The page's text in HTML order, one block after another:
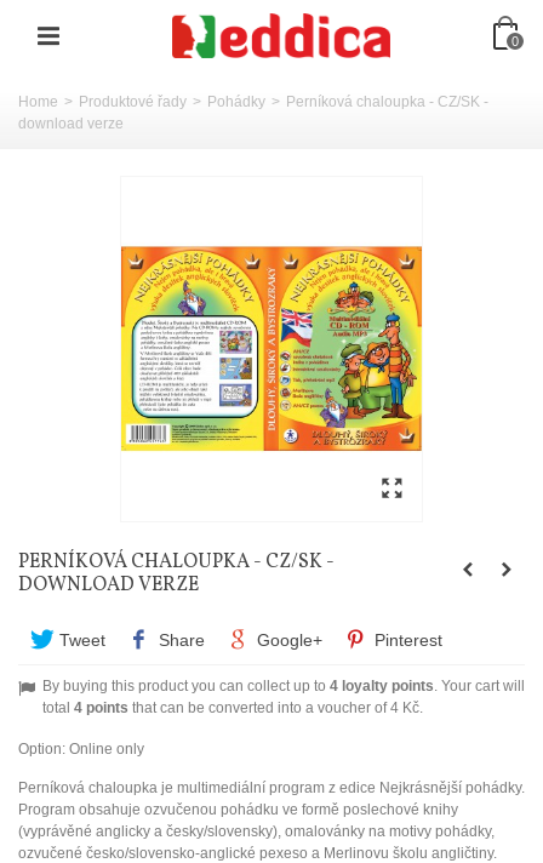
0
Home > Produktové řady > Pohádky > Perníková chaloupka - CZ/SK -
download verze
PERNÍKOVÁ CHALOUPKA - CZ/SK -
DOWNLOAD VERZE
Tweet Share Google+ Pinterest
By buying this product you can collect up to 4 loyalty points . Your cart will
total 4 points that can be converted into a voucher of4 Kč
Option: Online only
Perníková chaloupka je multimediální program z edice Nejkrásnější pohádky.
Program obsahuje ozvučenou pohádku ve formě poslechové knihy
(vyprávěné anglicky a česky/slovensky), omalovánky na motivy pohádky,
ozvučené česko/slovensko-anglické pexeso a Merlinovu školu angličtiny.